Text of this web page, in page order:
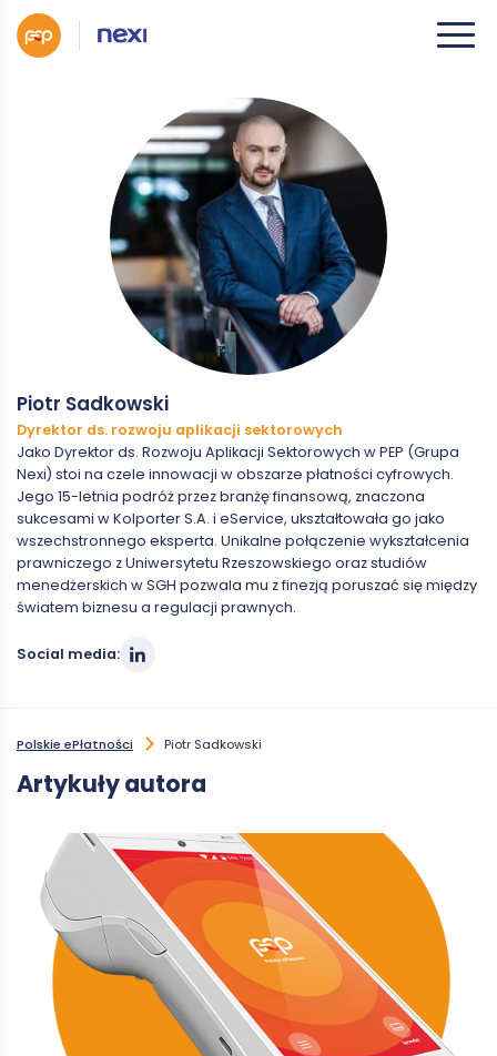
Piotr Sadkowski
Dyrektor ds. rozwoju aplikacji sektorowych
Jako Dyrektor ds. Rozwoju Aplikacji Sektorowych w PEP (Grupa
Nexi) stoi na czele innowacji w obszarze płatności cyfrowych.
Jego 15-letnia podróż przez branżę finansową, znaczona
sukcesami w Kolporter S.A. i eService, ukształtowała go jako
wszechstronnego eksperta. Unikalne połączenie wykształcenia
prawniczego z Uniwersytetu Rzeszowskiego oraz studiów
menedżerskich w SGH pozwala mu z finezją poruszać się między
światem biznesu a regulacji prawnych.
Social media:
Polskie ePłatności Piotr Sadkowski
Artykuły autora